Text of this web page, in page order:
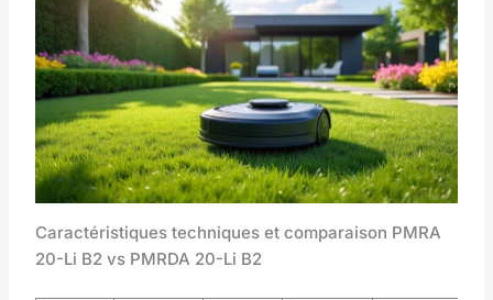
Caractéristiques techniques et comparaison PMRA
20-Li B2 vs PMRDA 20-Li B2